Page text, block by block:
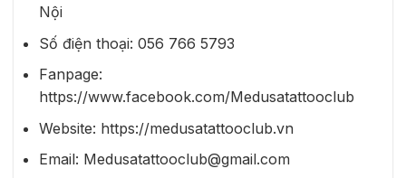
Nội
Số điện thoại: 056 766 5793
Fanpage:
https://www.facebook.com/Medusatattooclub
Website: https://medusatattooclub.vn
Email: Medusatattooclub@gmail.com